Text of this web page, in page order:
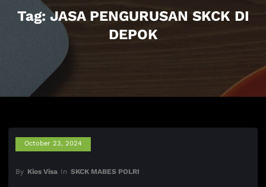
Tag: JASA PENGURUSAN SKCK DI
DEPOK
October 23, 2024
By Kios Visa In SKCK MABES POLRI